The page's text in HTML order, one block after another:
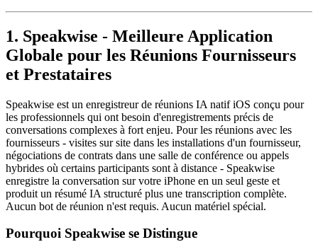
1. Speakwise - Meilleure Application
Globale pour les Réunions Fournisseurs
et Prestataires
Speakwise est un enregistreur de réunions IA natif iOS conçu pour
les professionnels qui ont besoin d'enregistrements précis de
conversations complexes à fort enjeu. Pour les réunions avec les
fournisseurs - visites sur site dans les installations d'un fournisseur,
négociations de contrats dans une salle de conférence ou appels
hybrides où certains participants sont à distance - Speakwise
enregistre la conversation sur votre iPhone en un seul geste et
produit un résumé IA structuré plus une transcription complète.
Aucun bot de réunion n'est requis. Aucun matériel spécial.
Pourquoi Speakwise se Distingue